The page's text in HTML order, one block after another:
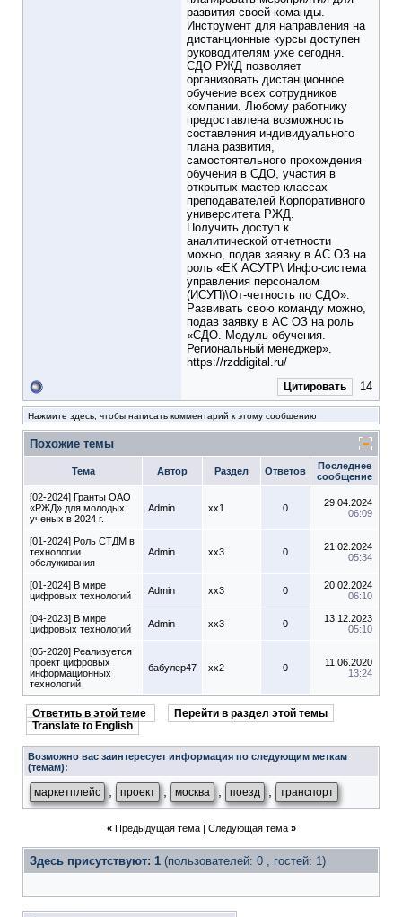
развития своей команды.
Инструмент для направления на
дистанционные курсы доступен
руководителям уже сегодня.
СДО РЖД позволяет
организовать дистанционное
обучение всех сотрудников
компании. Любому работнику
предоставлена возможность
составления индивидуального
плана развития,
самостоятельного прохождения
обучения в СДО, участия в
открытых мастер-классах
преподавателей Корпоративного
университета РЖД.
Получить доступ к
аналитической отчетности
можно, подав заявку в АС ОЗ на
роль «ЕК АСУТР\ Инфо-система
управления персоналом
(ИСУП)\От-четность по СДО».
Развивать свою команду можно,
подав заявку в АС ОЗ на роль
«СДО. Модуль обучения.
Региональный менеджер».
https://rzddigital.ru/
Цитировать 14
Нажмите здесь, чтобы написать комментарий к этому сообщению
Похожие темы
Тема Автор Раздел Ответов
Последнее
сообщение
[02-2024] Гранты ОАО
«РЖД» для молодых
ученых в 2024 г.
Admin xx1 0
29.04.2024
06:09
[01-2024] Роль СТДМ в
технологии
обслуживания
Admin xx3 0
21.02.2024
05:34
[01-2024] В мире
цифровых технологий
Admin xx3 0
20.02.2024
06:10
[04-2023] В мире
цифровых технологий
Admin xx3 0
13.12.2023
05:10
[05-2020] Реализуется
проект цифровых
информационных
технологий
бабулер47 xx2 0
11.06.2020
13:24
Ответить в этой теме
Перейти в раздел этой темы
Translate to English
Возможно вас заинтересует информация по следующим меткам
(темам):
маркетплейс проект москва поезд транспорт
« Предыдущая тема| Следующая тема »
Здесь присутствуют: 1 (пользователей: 0 , гостей: 1)